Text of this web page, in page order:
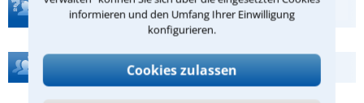
informieren und den Umfang Ihrer Einwilligung
konfigurieren.
Cookies zulassen
Teste Dein Rechtswissen
Hilfe bei Ihrer Anwaltsuche?